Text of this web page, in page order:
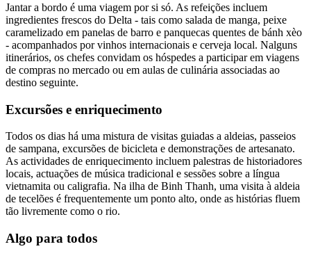
Jantar a bordo é uma viagem por si só. As refeições incluem
ingredientes frescos do Delta - tais como salada de manga, peixe
caramelizado em panelas de barro e panquecas quentes de bánh xèo
- acompanhados por vinhos internacionais e cerveja local. Nalguns
itinerários, os chefes convidam os hóspedes a participar em viagens
de compras no mercado ou em aulas de culinária associadas ao
destino seguinte.
Excursões e enriquecimento
Todos os dias há uma mistura de visitas guiadas a aldeias, passeios
de sampana, excursões de bicicleta e demonstrações de artesanato.
As actividades de enriquecimento incluem palestras de historiadores
locais, actuações de música tradicional e sessões sobre a língua
vietnamita ou caligrafia. Na ilha de Binh Thanh, uma visita à aldeia
de tecelões é frequentemente um ponto alto, onde as histórias fluem
tão livremente como o rio.
Algo para todos